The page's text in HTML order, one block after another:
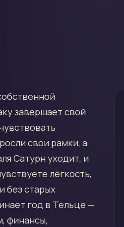
завершает свой
свои рамки, а
Сатурн уходит, и
лёгкость,
без старых
год в Тельце —
финансы,